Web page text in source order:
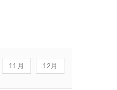
11月 12月